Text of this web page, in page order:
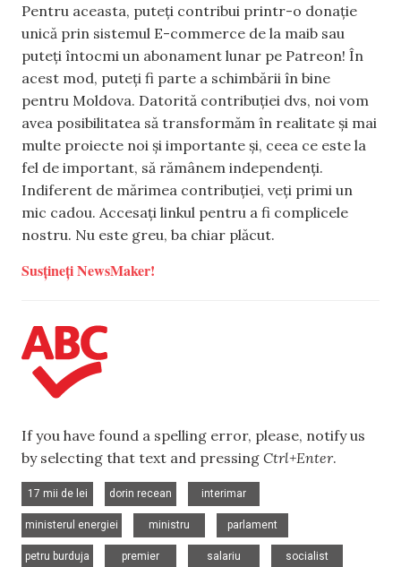
Pentru aceasta, puteți contribui printr-o donație
unică prin sistemul E-commerce de la maib sau
puteți întocmi un abonament lunar pe Patreon! În
acest mod, puteți fi parte a schimbării în bine
pentru Moldova. Datorită contribuției dvs, noi vom
avea posibilitatea să transformăm în realitate și mai
multe proiecte noi și importante și, ceea ce este la
fel de important, să rămânem independenți.
Indiferent de mărimea contribuției, veți primi un
mic cadou. Accesați linkul pentru a fi complicele
nostru. Nu este greu, ba chiar plăcut.
Susțineți NewsMaker!
If you have found a spelling error, please, notify us
by selecting that text and pressing Ctrl+Enter.
17 mii de lei
dorin recean
interimar
ministerul energiei
ministru
parlament
petru burduja
premier
salariu
socialist